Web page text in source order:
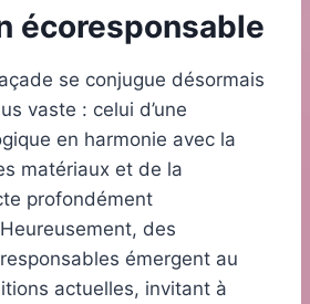
écoresponsable
se conjugue désormais
vaste : celui d’une
en harmonie avec la
matériaux et de la
profondément
des
émergent au
actuelles, invitant à